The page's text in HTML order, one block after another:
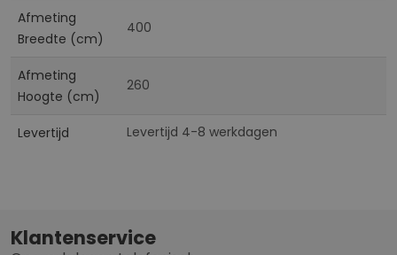
Afmeting
Breedte (cm)
400
Afmeting
Hoogte (cm)
260
Levertijd Levertijd 4-8 werkdagen
Klantenservice